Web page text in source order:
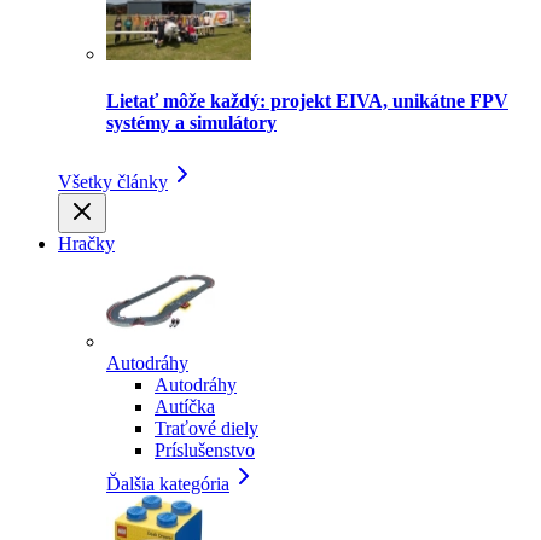
Lietať môže každý: projekt EIVA, unikátne FPV
systémy a simulátory
Všetky články
Hračky
Autodráhy
Autodráhy
Autíčka
Traťové diely
Príslušenstvo
Ďalšia kategória